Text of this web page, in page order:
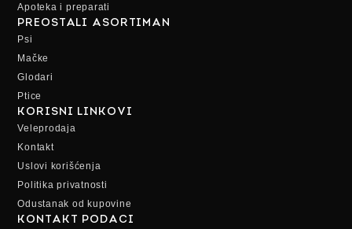
Apoteka i preparati
PREOSTALI ASORTIMAN
Psi
Mačke
Glodari
Ptice
KORISNI LINKOVI
Veleprodaja
Kontakt
Uslovi korišćenja
Politika privatnosti
Odustanak od kupovine
KONTAKT PODACI